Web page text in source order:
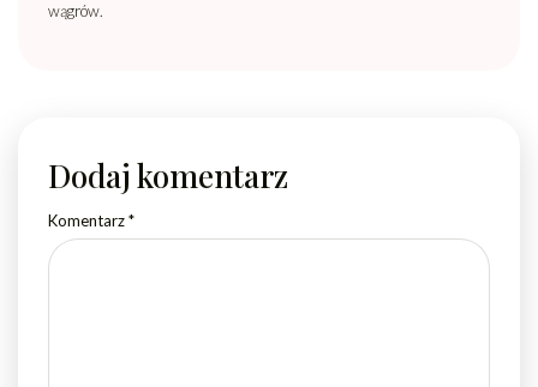
wągrów.
Dodaj komentarz
Komentarz*